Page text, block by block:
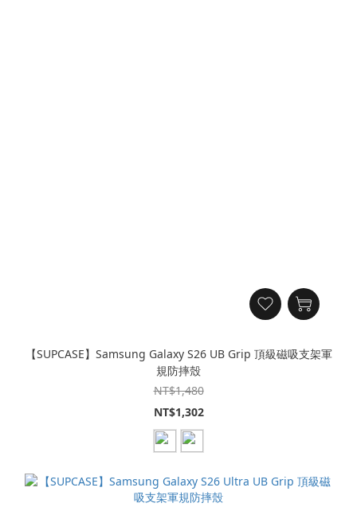
【SUPCASE】Samsung Galaxy S26 UB Grip 頂級磁吸支架軍
規防摔殼
NT$1,480
NT$1,302